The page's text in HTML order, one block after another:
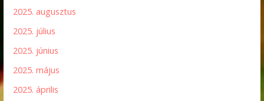
2025. augusztus
2025. július
2025. június
2025. május
2025. április